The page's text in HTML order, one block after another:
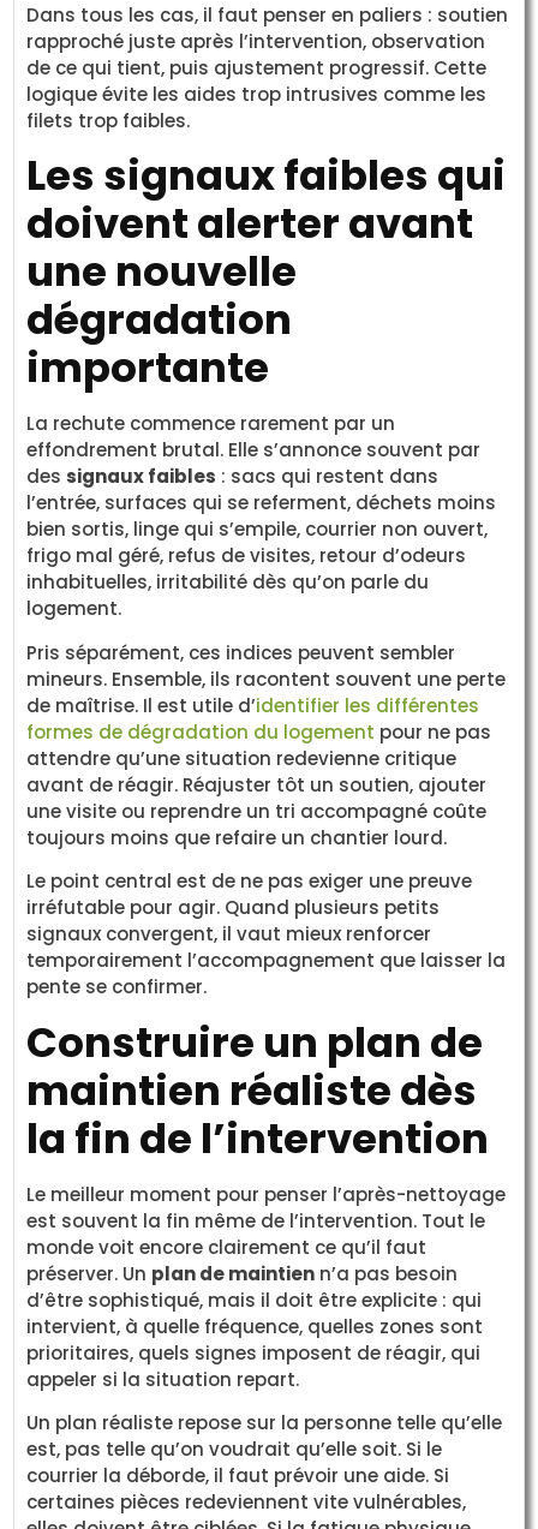
Dans tous les cas, il faut penser en paliers : soutien
rapproché juste après l’intervention, observation
de ce qui tient, puis ajustement progressif. Cette
logique évite les aides trop intrusives comme les
filets trop faibles.
Les signaux faibles qui
doivent alerter avant
une nouvelle
dégradation
importante
La rechute commence rarement par un
effondrement brutal. Elle s’annonce souvent par
des signaux faibles : sacs qui restent dans
l’entrée, surfaces qui se referment, déchets moins
bien sortis, linge qui s’empile, courrier non ouvert,
frigo mal géré, refus de visites, retour d’odeurs
inhabituelles, irritabilité dès qu’on parle du
logement.
Pris séparément, ces indices peuvent sembler
mineurs. Ensemble, ils racontent souvent une perte
de maîtrise. Il est utile d’identifier les différentes
formes de dégradation du logement pour ne pas
attendre qu’une situation redevienne critique
avant de réagir. Réajuster tôt un soutien, ajouter
une visite ou reprendre un tri accompagné coûte
toujours moins que refaire un chantier lourd.
Le point central est de ne pas exiger une preuve
irréfutable pour agir. Quand plusieurs petits
signaux convergent, il vaut mieux renforcer
temporairement l’accompagnement que laisser la
pente se confirmer.
Construire un plan de
maintien réaliste dès
la fin de l’intervention
Le meilleur moment pour penser l’après-nettoyage
est souvent la fin même de l’intervention. Tout le
monde voit encore clairement ce qu’il faut
préserver. Un plan de maintien n’a pas besoin
d’être sophistiqué, mais il doit être explicite : qui
intervient, à quelle fréquence, quelles zones sont
prioritaires, quels signes imposent de réagir, qui
appeler si la situation repart.
Un plan réaliste repose sur la personne telle qu’elle
est, pas telle qu’on voudrait qu’elle soit. Si le
courrier la déborde, il faut prévoir une aide. Si
certaines pièces redeviennent vite vulnérables,